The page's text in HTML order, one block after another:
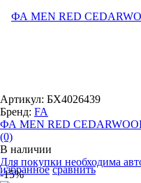
избранное сравнить
Артикул: БХ4026439
Бренд: FA
ФА MEN RED
(0)
В наличии
Для покупки необходима
-15%